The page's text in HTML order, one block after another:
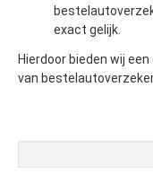
exact gelijk.
Hierdoor bieden wij
van